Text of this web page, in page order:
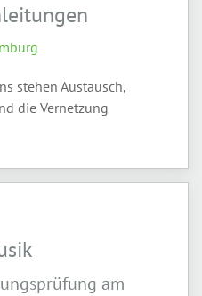
stehen Austausch,
die Vernetzung
am